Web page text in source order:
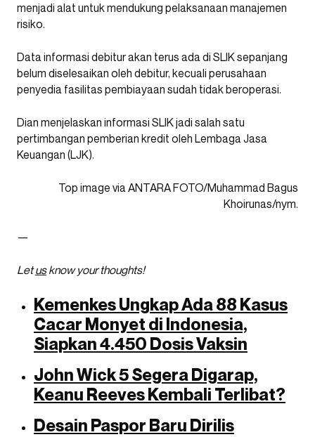
menjadi alat untuk mendukung pelaksanaan manajemen
risiko.
Data informasi debitur akan terus ada di SLIK sepanjang
belum diselesaikan oleh debitur, kecuali perusahaan
penyedia fasilitas pembiayaan sudah tidak beroperasi.
Dian menjelaskan informasi SLIK jadi salah satu
pertimbangan pemberian kredit oleh Lembaga Jasa
Keuangan (LJK).
Top image via ANTARA FOTO/Muhammad Bagus
Khoirunas/nym.
—
Letusknow your thoughts!
Kemenkes Ungkap Ada 88 Kasus
Cacar Monyet di Indonesia,
Siapkan 4.450 Dosis Vaksin
John Wick 5 Segera Digarap,
Keanu Reeves Kembali Terlibat?
Desain Paspor Baru Dirilis